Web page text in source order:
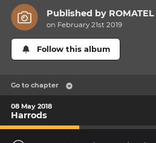
Published by ROMATEL
on February 21st 2019
Follow this album
Go to chapter
08 May 2018
Harrods